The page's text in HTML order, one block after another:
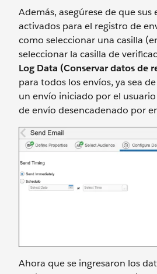
Además, asegúrese de que sus
activados para el registro de
como seleccionar una casilla
seleccionar la casilla de
Log Data (Conservar datos de
para todos los envíos, ya sea
un envío iniciado por el
de envío desencadenado por
Ahora que se ingresaron los